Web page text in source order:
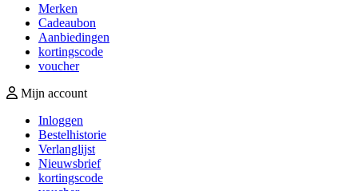
Merken
Cadeaubon
Aanbiedingen
kortingscode
voucher
Mijn account
Inloggen
Bestelhistorie
Verlanglijst
Nieuwsbrief
kortingscode